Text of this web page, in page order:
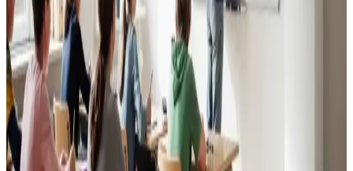
Erhvervsventilation
Kontorer, klinikker, butikker og restauranter i Struer.
Godt indeklima for alle.
Læs mere